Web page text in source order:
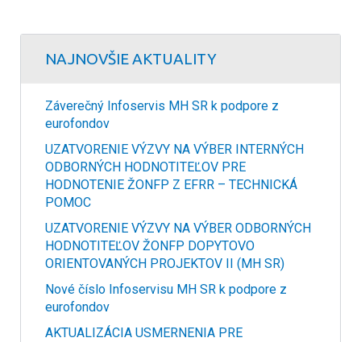
NAJNOVŠIE AKTUALITY
Záverečný Infoservis MH SR k podpore z
eurofondov
UZATVORENIE VÝZVY NA VÝBER INTERNÝCH
ODBORNÝCH HODNOTITEĽOV PRE
HODNOTENIE ŽONFP Z EFRR – TECHNICKÁ
POMOC
UZATVORENIE VÝZVY NA VÝBER ODBORNÝCH
HODNOTITEĽOV ŽONFP DOPYTOVO
ORIENTOVANÝCH PROJEKTOV II (MH SR)
Nové číslo Infoservisu MH SR k podpore z
eurofondov
AKTUALIZÁCIA USMERNENIA PRE